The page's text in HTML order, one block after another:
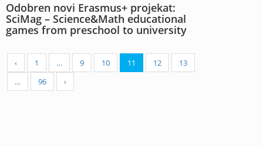
Odobren novi Erasmus+ projekat:
SciMag – Science&Math educational
games from preschool to university
‹ 1 … 9 10 11 12
13
…
96 ›